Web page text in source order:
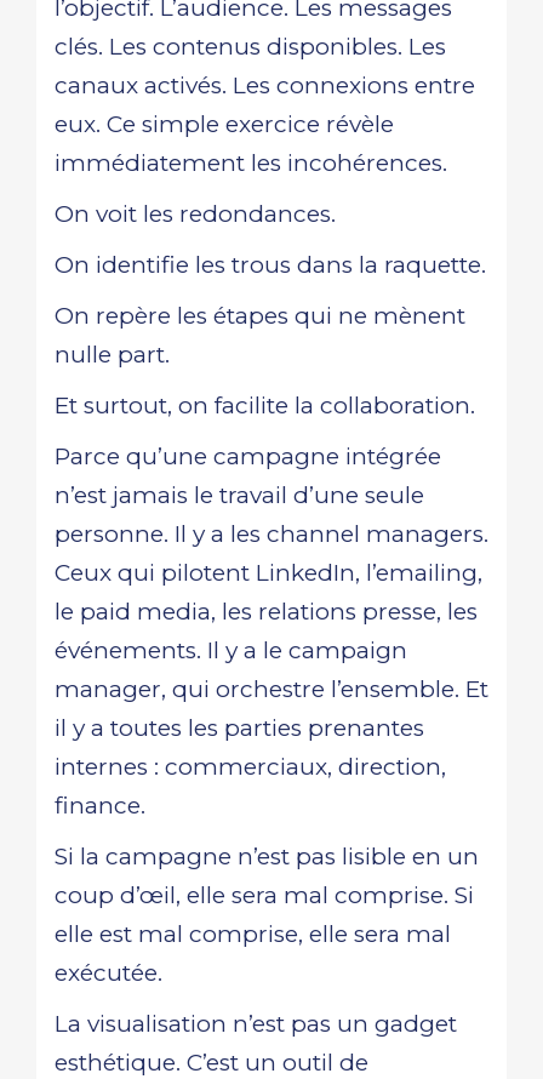
l’objectif. L’audience. Les messages
clés. Les contenus disponibles. Les
canaux activés. Les connexions entre
eux. Ce simple exercice révèle
immédiatement les incohérences.
On voit les redondances.
On identifie les trous dans la raquette.
On repère les étapes qui ne mènent
nulle part.
Et surtout, on facilite la collaboration.
Parce qu’une campagne intégrée
n’est jamais le travail d’une seule
personne. Il y a les channel managers.
Ceux qui pilotent LinkedIn, l’emailing,
le paid media, les relations presse, les
événements. Il y a le campaign
manager, qui orchestre l’ensemble. Et
il y a toutes les parties prenantes
internes : commerciaux, direction,
finance.
Si la campagne n’est pas lisible en un
coup d’œil, elle sera mal comprise. Si
elle est mal comprise, elle sera mal
exécutée.
La visualisation n’est pas un gadget
esthétique. C’est un outil de